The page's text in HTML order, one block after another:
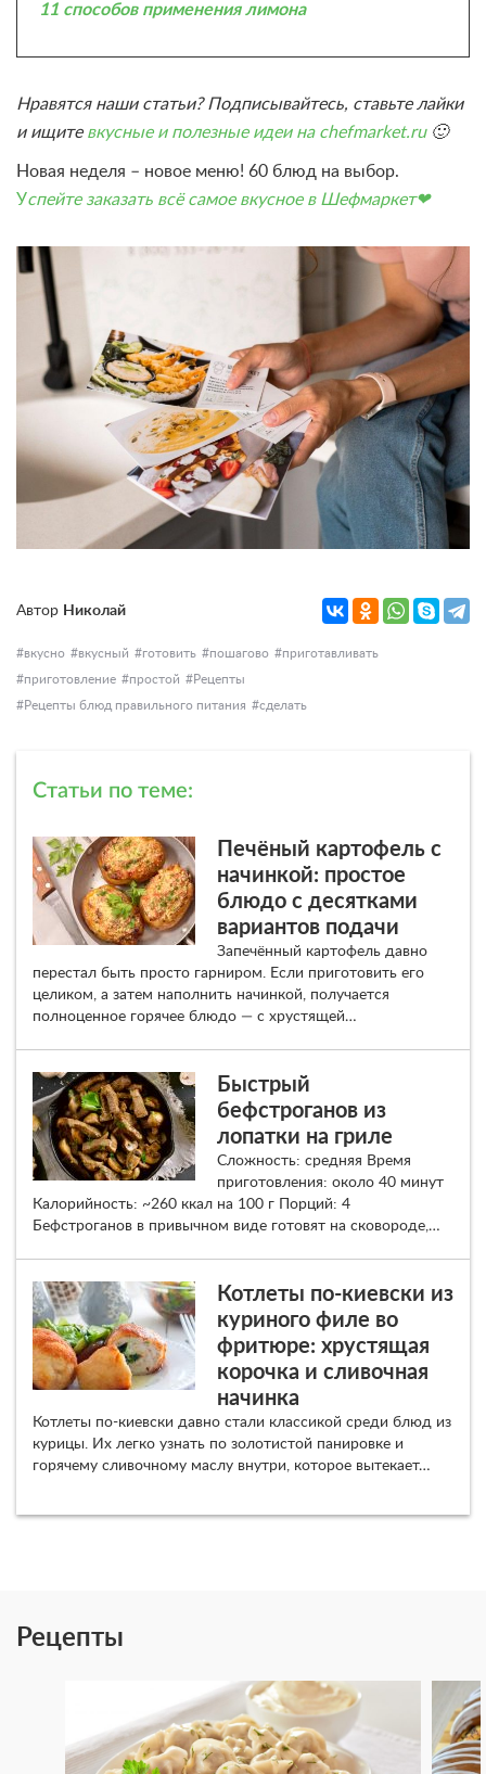
11 способов применения лимона
Нравятся наши статьи? Подписывайтесь, ставьте лайки
и ищите вкусные и полезные идеи на chefmarket.ru 🙂
Новая неделя – новое меню! 60 блюд на выбор.
Успейте заказать всё самое вкусное в Шефмаркет❤
Автор Николай
вкусно вкусный готовить пошагово
приготавливать
приготовление
простой
Рецепты
Рецепты блюд правильного питания
сделать
Статьи по теме:
Печёный картофель с
начинкой: простое
блюдо с десятками
вариантов подачи
Запечённый картофель давно
перестал быть просто гарниром. Если приготовить его
целиком, а затем наполнить начинкой, получается
полноценное горячее блюдо — с хрустящей…
Быстрый
бефстроганов из
лопатки на гриле
Сложность: средняя Время
приготовления: около 40 минут
Калорийность: ~260 ккал на 100 г Порций: 4
Бефстроганов в привычном виде готовят на сковороде,…
Котлеты по-киевски из
куриного филе во
фритюре: хрустящая
корочка и сливочная
начинка
Котлеты по-киевски давно стали классикой среди блюд из
курицы. Их легко узнать по золотистой панировке и
горячему сливочному маслу внутри, которое вытекает…
Рецепты